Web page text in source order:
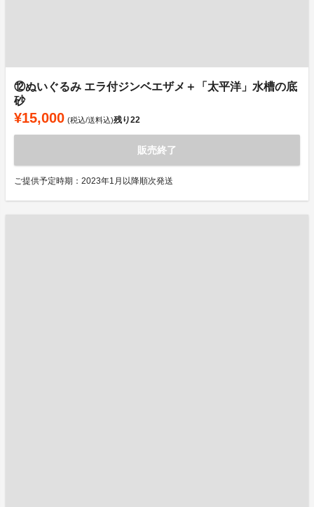
⑫ぬいぐるみ エラ付ジンベエザメ＋「太平洋」水槽の底
砂
¥15,000 (税込/送料込)残り22
販売終了
ご提供予定時期：2023年1月以降順次発送